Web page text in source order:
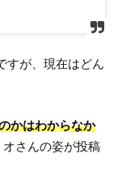
すが、現在はどん
かはわからなか
さんの姿が投稿